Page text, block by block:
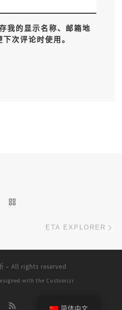
我的显示名称、邮箱地
次评论时使用。
ETA EXPLORER
– All rights reserved
with the Customizr